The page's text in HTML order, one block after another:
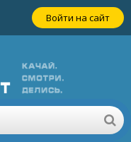
Войти на сайт